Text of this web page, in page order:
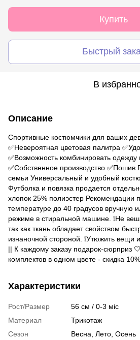
Купить
Быстрый
В
Описание
Спортивные костюмчики для ваших
✅Невероятная цветовая палитра
✅Возможность комбинировать
✅Собственное производство ✅Пошив
семьи Универсальный и удобный
Футболка и повязка продается
хлопок 25% полиэстер Рекомендации
температуре до 40 градусов вручную
режиме в стиральной машине. ❕Не
так как ткань обладает свойством
изнаночной стороной. ❕Утюжить вещи
|| К каждому заказу подарок-сюрприз
комплектов в одном цвете - скидка
Характеристики
Рост/Размер
56 см / 0-3 міс
Материал
Трикотаж
Сезон
Весна, Лето, Осень